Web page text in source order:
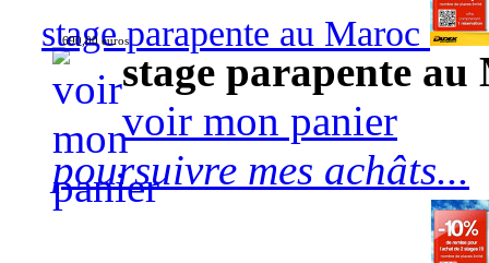
stage parapente au Maroc
690,00 euros
stage parapente
voir mon panier
poursuivre mes achâts...